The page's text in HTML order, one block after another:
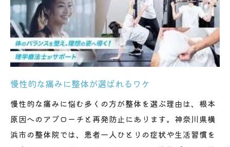
慢性的な痛みに整体が選ばれるワケ
慢性的な痛みに悩む多くの方が整体を選ぶ理由は、根本
原因へのアプローチと再発防止にあります。神奈川県横
浜市の整体院では、患者一人ひとりの症状や生活習慣を